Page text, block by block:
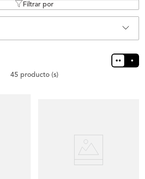
Filtrar por
45